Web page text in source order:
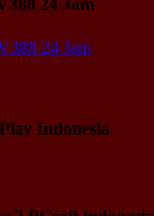
Indonesia